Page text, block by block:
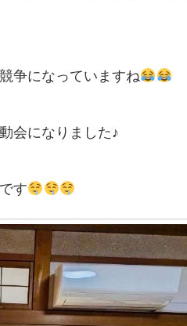
争になっていますね
会になりました♪
す